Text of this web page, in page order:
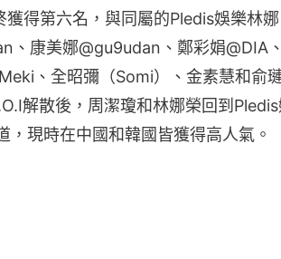
得第六名，與同屬的Pledis娛樂林娜
、康美娜@gu9udan、鄭彩娟@DIA
、全昭彌（Somi）、金素慧和俞
解散後，周潔瓊和林娜榮回到
現時在中國和韓國皆獲得高人氣。